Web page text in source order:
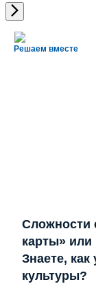
Решаем вместе
Сложности
карты» или
Знаете,
культуры?